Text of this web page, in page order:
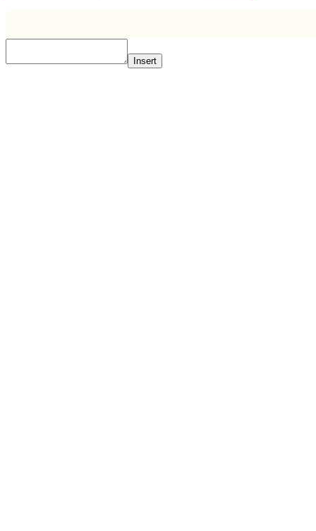
Insert